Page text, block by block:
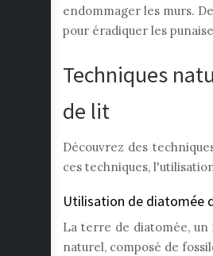
endommager les murs.
pour éradiquer les
Techniques
de lit
Découvrez des
ces techniques,
Utilisation de diatomée
La terre de diatomée,
naturel, composé de